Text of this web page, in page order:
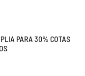
PARA 30% COTAS